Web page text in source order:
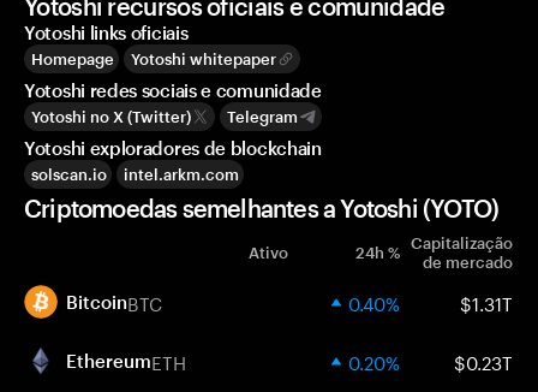
Yotoshi recursos oficiais e comunidade
Yotoshi links oficiais
Homepage Yotoshi whitepaper
Yotoshi redes sociais e comunidade
Yotoshi no X (Twitter) Telegram
Yotoshi exploradores de blockchain
solscan.io intel.arkm.com
Criptomoedas semelhantes a Yotoshi (YOTO)
Ativo 24h % Capitalização
de mercado
BitcoinBTC 0.40% $1.31T
EthereumETH 0.20% $0.23T